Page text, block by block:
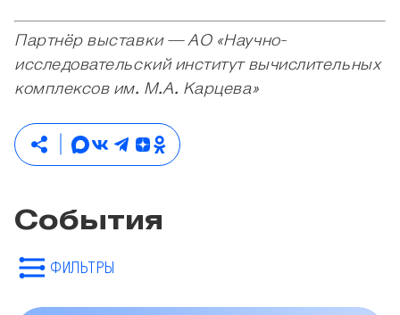
Партнёр выставки — АО «Научно-
исследовательский институт вычислительных
комплексов им. М.А. Карцева»
События
ФИЛЬТРЫ